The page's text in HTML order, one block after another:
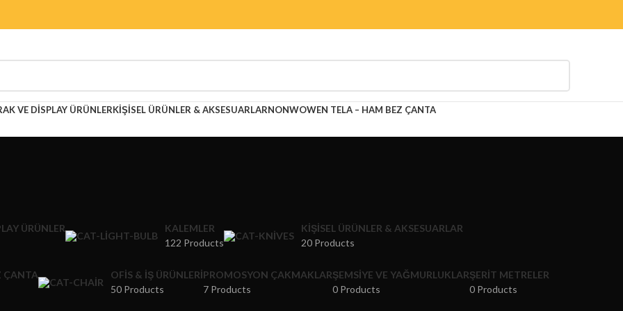
VE DISPLAY ÜRÜNLERKIŞISEL ÜRÜNLER & AKSESUARLARNONWOWEN TELA – HAM BEZ ÇANTA
ÜRÜNLER
KALEMLER
122 Products
KIŞISEL ÜRÜNLER & AKSESUARLAR
20 Products
ÇANTA
OFIS & İŞ ÜRÜNLERI
50 Products
PROMOSYON ÇAKMAKLAR
7 Products
ŞEMSIYE VE YAĞMURLUKLAR
0 Products
ŞERIT METRELER
0 Products